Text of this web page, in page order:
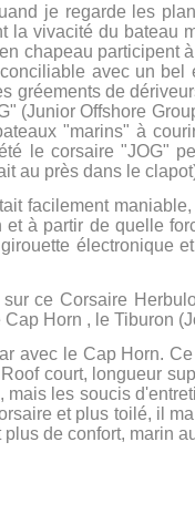
je regarde les
la vivacité du bateau
chapeau participent
avec un
gréements de
(Junior Offshore
"marins" à
le corsaire "JOG"
au près dans le
facilement
à partir de quelle
électronique
ce Corsaire
Horn , le Tiburon
avec le Cap Horn.
court, longueur
les soucis
et plus toilé, il
de confort, marin